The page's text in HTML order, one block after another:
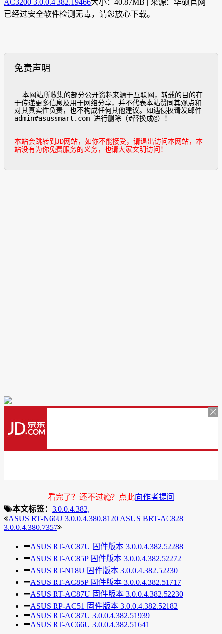
AC3200 3.0.0.4.382.19466大小：40.87MB | 来源：华硕官网
已经过安全软件检测无毒，请您放心下载。
免责声明
于传递更多信息及用于网络分享，并不代表本站赞同其观点和
对其真实性负责，也不构成任何其他建议。如遇侵权请发邮件
admin#asussmart.com 进行删除（#替换成@）！
本站会跳转到JD网站，如你不能接受，请退出访问本网站，本
站没有为你免费服务的义务，也请大家文明访问！
看完了？还不过瘾？点此向作者提问
本文标签： 3.0.0.4.382,
ASUS RT-N66U 3.0.0.4.380.8120 ASUS BRT-AC828
3.0.0.4.380.7357
ASUS RT-AC87U 固件版本 3.0.0.4.382.52288
ASUS RT-AC85P 固件版本 3.0.0.4.382.52272
ASUS RT-N18U 固件版本 3.0.0.4.382.52230
ASUS RT-AC85P 固件版本 3.0.0.4.382.51717
ASUS RT-AC87U 固件版本 3.0.0.4.382.52230
ASUS RP-AC51 固件版本 3.0.0.4.382.52182
ASUS RT-AC87U 3.0.0.4.382.51939
ASUS RT-AC66U 3.0.0.4.382.51641